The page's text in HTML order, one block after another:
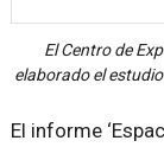
El Centro de
elaborado el
El informe